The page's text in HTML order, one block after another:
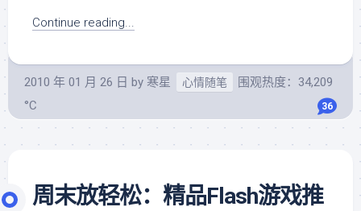
Continue reading...
2010 年 01 月 26 日 by 寒星 心情随笔
围观热度：34,209
°C
36
周末放轻松：精品Flash游戏推